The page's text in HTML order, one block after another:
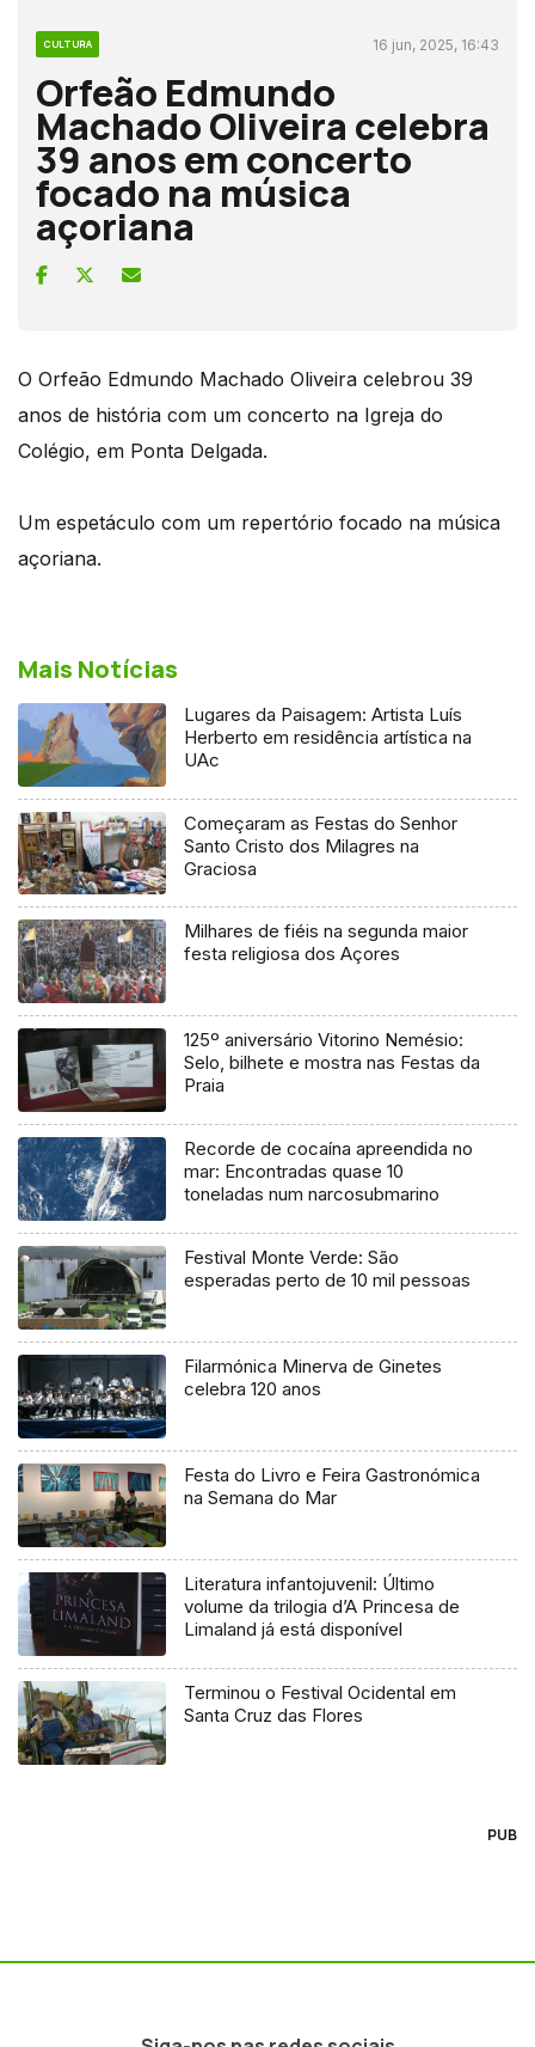
CULTURA 16 jun, 2025, 16:43
Orfeão Edmundo
Machado Oliveira celebra
39 anos em concerto
focado na música
açoriana
O Orfeão Edmundo Machado Oliveira celebrou 39
anos de história com um concerto na Igreja do
Colégio, em Ponta Delgada.
Um espetáculo com um repertório focado na música
açoriana.
Mais Notícias
Lugares da Paisagem: Artista Luís
Herberto em residência artística na
UAc
Começaram as Festas do Senhor
Santo Cristo dos Milagres na
Graciosa
Milhares de fiéis na segunda maior
festa religiosa dos Açores
125º aniversário Vitorino Nemésio:
Selo, bilhete e mostra nas Festas da
Praia
Recorde de cocaína apreendida no
mar: Encontradas quase 10
toneladas num narcosubmarino
Festival Monte Verde: São
esperadas perto de 10 mil pessoas
Filarmónica Minerva de Ginetes
celebra 120 anos
Festa do Livro e Feira Gastronómica
na Semana do Mar
Literatura infantojuvenil: Último
volume da trilogia d’A Princesa de
Limaland já está disponível
Terminou o Festival Ocidental em
Santa Cruz das Flores
PUB